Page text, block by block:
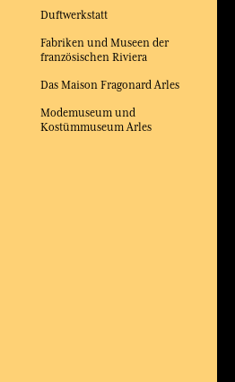
Duftwerkstatt
Fabriken und Museen der
französischen Riviera
Das Maison Fragonard Arles
Modemuseum und
Kostümmuseum Arles